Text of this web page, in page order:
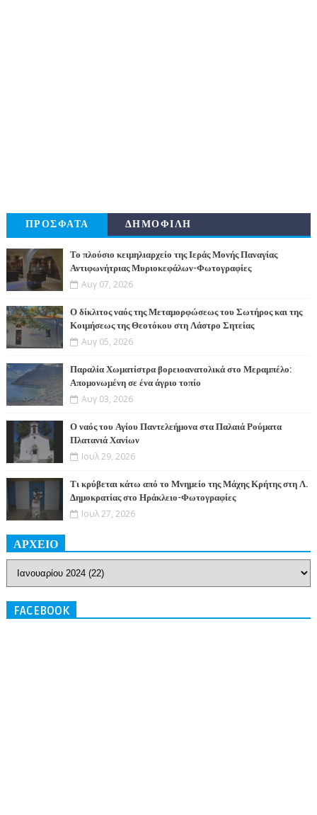
ΠΡΟΣΦΑΤΑ ΔΗΜΟΦΙΛΗ
Το πλούσιο κειμηλιαρχείο της Ιεράς Μονής Παναγίας
Αντιφωνήτριας Μυριοκεφάλων-Φωτογραφίες
Αυγ 07, 2026
Ο δίκλιτος ναός της Μεταμορφώσεως του Σωτήρος και της
Κοιμήσεως της Θεοτόκου στη Λάστρο Σητείας
Αυγ 05, 2026
Παραλία Χωματίστρα βορειοανατολικά στο Μεραμπέλο:
Απομονωμένη σε ένα άγριο τοπίο
Αυγ 03, 2026
Ο ναός του Αγίου Παντελεήμονα στα Παλαιά Ρούματα
Πλατανιά Χανίων
Ιουλ 29, 2026
Τι κρύβεται κάτω από το Μνημείο της Μάχης Κρήτης στη Λ.
Δημοκρατίας στο Ηράκλειο-Φωτογραφίες
Ιουλ 27, 2026
ΑΡΧΕΙΟ
FACEBOOK